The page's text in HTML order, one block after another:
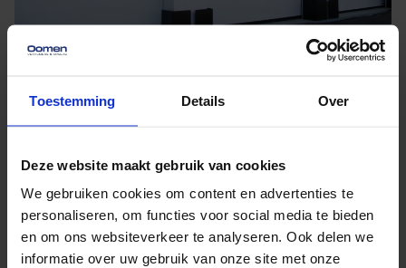
Toestemming Details Over
Deze website maakt gebruik van cookies
We gebruiken cookies om content en advertenties te
personaliseren, om functies voor social media te bieden
en om ons websiteverkeer te analyseren. Ook delen we
informatie over uw gebruik van onze site met onze
Altijd veilig, schoon en
professioneel geregeld
opslaghallen zijngeconditioneerd,BORG klasse 3
beveiligdenISO 27001 gecertificeerd. Je spullen